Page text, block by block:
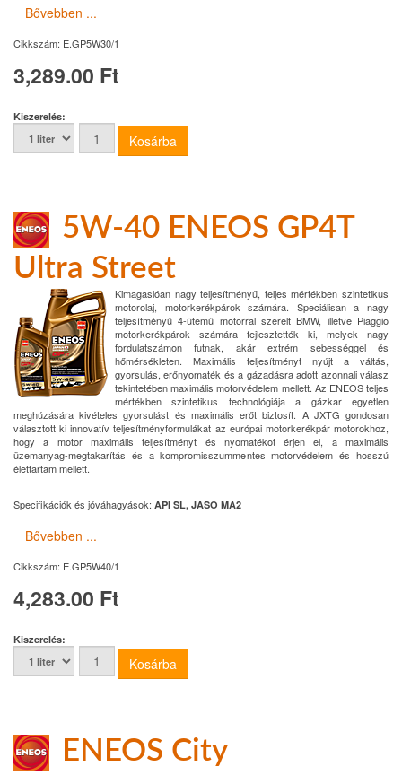
Bővebben ...
Cikkszám: E.GP5W30/1
3,289.00 Ft
Kiszerelés:
5W-40 ENEOS GP4T
Ultra Street
Kimagaslóan nagy teljesítményű, teljes mértékben szintetikus
motorolaj, motorkerékpárok számára. Speciálisan a nagy
teljesítményű 4-ütemű motorral szerelt BMW, illetve Piaggio
motorkerékpárok számára fejlesztették ki, melyek nagy
fordulatszámon futnak, akár extrém sebességgel és
hőmérsékleten. Maximális teljesítményt nyújt a váltás,
gyorsulás, erőnyomaték és a gázadásra adott azonnali válasz
tekintetében maximális motorvédelem mellett. Az ENEOS teljes
mértékben szintetikus technológiája a gázkar egyetlen
meghúzására kivételes gyorsulást és maximális erőt biztosít. A JXTG gondosan
választott ki innovatív teljesítményformulákat az európai motorkerékpár motorokhoz,
hogy a motor maximális teljesítményt és nyomatékot érjen el, a maximális
üzemanyag-megtakarítás és a kompromisszummentes motorvédelem és hosszú
élettartam mellett.
Specifikációk és jóváhagyások: API SL, JASO MA2
Bővebben ...
Cikkszám: E.GP5W40/1
4,283.00 Ft
Kiszerelés:
ENEOS City